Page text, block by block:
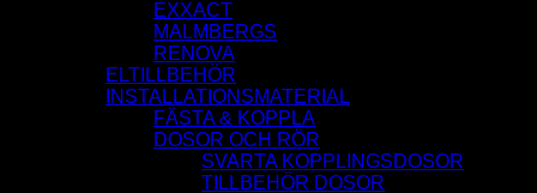
EXXACT
MALMBERGS
RENOVA
ELTILLBEHÖR
INSTALLATIONSMATERIAL
FÄSTA & KOPPLA
DOSOR OCH RÖR
SVARTA KOPPLINGSDOSOR
TILLBEHÖR DOSOR